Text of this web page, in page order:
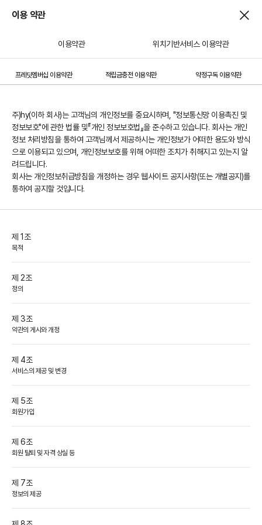
닫
이용 약관
닫
이용약관 위치기반서비스 이용약관
프레딧멤버십 이용약관 적립금충전 이용약관 약정구독 이용약관
주)hy(이하 회사)는 고객님의 개인정보를 중요시하며, "정보통신망 이용촉진 및
정보보호"에 관한 법률 및『개인 정보보호법』을 준수하고 있습니다. 회사는 개인
정보 처리방침을 통하여 고객님께서 제공하시는 개인정보가 어떠한 용도와 방식
으로 이용되고 있으며, 개인정보보호를 위해 어떠한 조치가 취해지고 있는지 알
려드립니다.
회사는 개인정보취급방침을 개정하는 경우 웹사이트 공지사항(또는 개별공지)를
통하여 공지할 것입니다.
제 1조
목적
제 2조
정의
제 3조
약관의 게시와 개정
제 4조
서비스의 제공 및 변경
제 5조
회원가입
제 6조
회원 탈퇴 및 자격 상실 등
제 7조
정보의 제공